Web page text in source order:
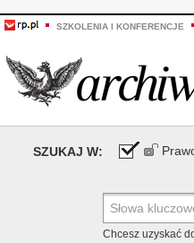
SZKOLENIA I KONFERENCJE
SZUKAJ W:
Chcesz uzyskać